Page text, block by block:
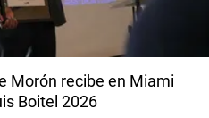
Morón recibe en Miami
Boitel 2026